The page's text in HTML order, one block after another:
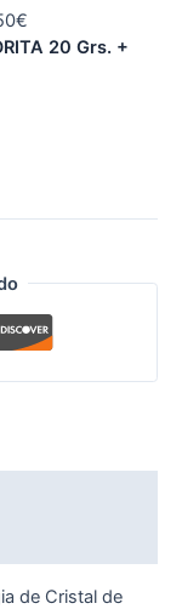
20 Grs. +
de Cristal de